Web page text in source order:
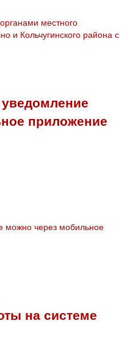
местного
и Кольчугинского района с
приложение
можно через мобильное
на системе